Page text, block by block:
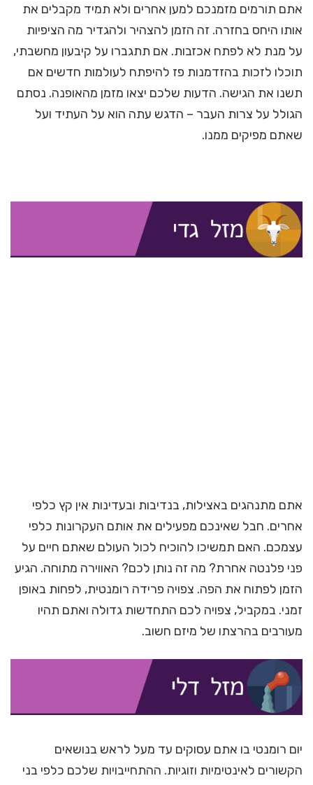
אתם תורמים מזמנכם למען אחרים ולא תמיד מקבלים את
אותו היחס בחזרה. זה הזמן להצהיר ולהגדיר מה הציפיות
על מנת לא לפתח אכזבות. אם תתגברו על קיבעון מחשבתי,
תוכלו לזכות בהזדמנות פז להיפתח לעולמות חדשים אם
תשנו את הגישה. הדעות שלכם יצאו מזמן מהאופנה. נסתם
הגולל על צרות העבר – הדגש עתה הוא על העתיד ועל
שאתם מפיקים ממנו.
אתם מתנהגים באצילות, בנדיבות ובעדינות אין קץ כלפי
אחרים. חבל שאינכם מפעילים את אותם העקרונות כלפי
עצמכם. האם תמשיכו להוכיח לכול העולם שאתם חיים על
פני פלנטה אחרת? מה זה נותן לכם? האווירה מתוחה. הגיע
הזמן לפתוח את הפה. צפויה פרידה רומנטית, לפחות באופן
זמני. במקביל, צפויה לכם התחדשות גדולה ואתם תהיו
מעורבים בהרצתו של מיזם חשוב.
יום רומנטי בו אתם עסוקים עד מעל לראש בנושאים
הקשורים לאינטימיות וזוגיות. ההתחייבויות שלכם כלפי בני